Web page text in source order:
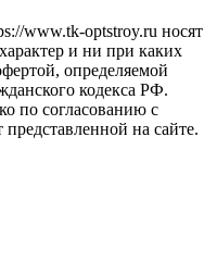
www.tk-optstroy.ru носят
и ни при каких
определяемой
кодекса РФ.
по согласованию с
на сайте.